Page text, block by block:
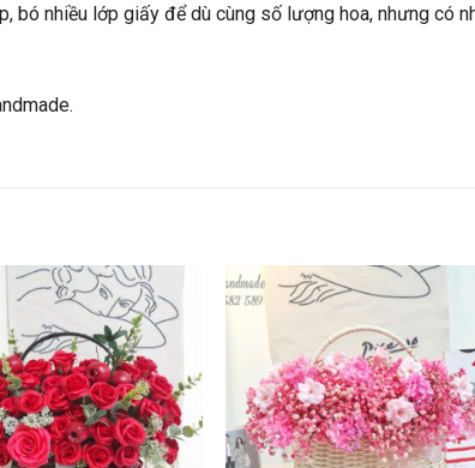
nhiều lớp giấy để dù cùng số lượng hoa, nhưng có